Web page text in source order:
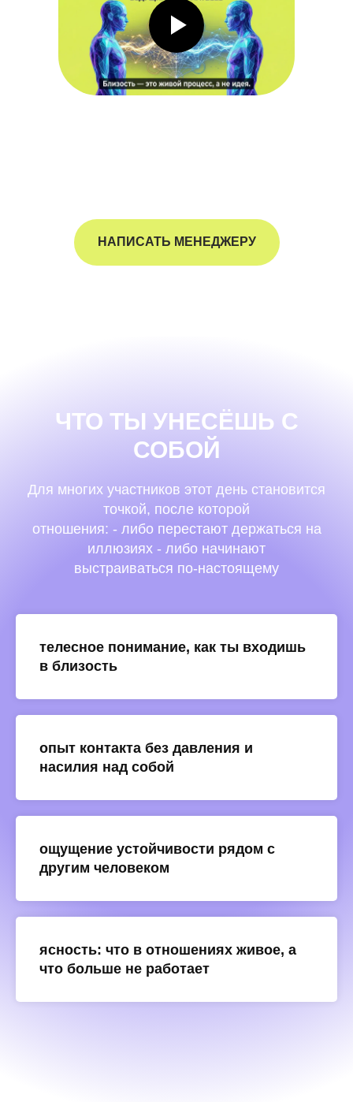
НАПИСАТЬ МЕНЕДЖЕРУ
ЧТО ТЫ УНЕСЁШЬ С
СОБОЙ
Для многих участников этот день становится
точкой, после которой
отношения: - либо перестают держаться на
иллюзиях - либо начинают
выстраиваться по-настоящему
телесное понимание, как ты входишь
в близость
опыт контакта без давления и
насилия над собой
ощущение устойчивости рядом с
другим человеком
ясность: что в отношениях живое, а
что больше не работает